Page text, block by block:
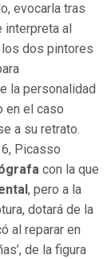
evocarla tras
al
dos pintores
la personalidad
en el caso
a su retrato.
Picasso
con la que
, pero a la
dotará de la
al reparar en
de la figura